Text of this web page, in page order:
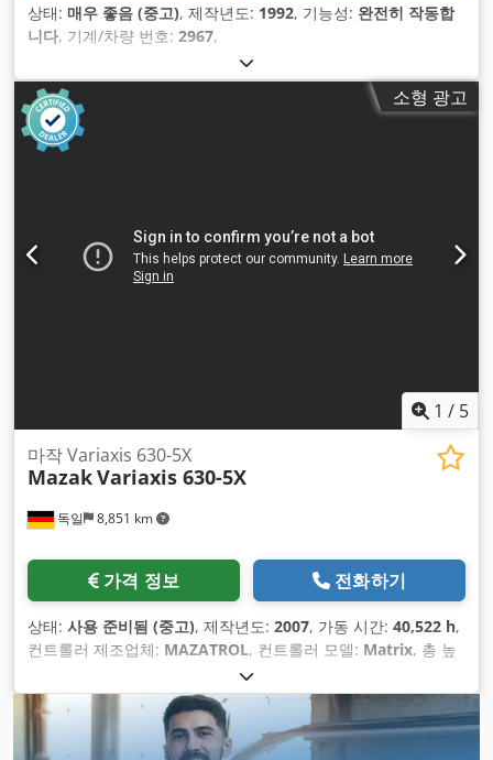
상태: 매우 좋음 (중고), 제작년도: 1992, 기능성: 완전히 작동합
니다, 기계/차량 번호: 2967,
소형 광고
1 / 5
독일 8,851 km
마작 Variaxis 630-5X
MazakVariaxis 630-5X
가격 정보 전화하기
상태: 사용 준비됨 (중고), 제작년도: 2007, 가동 시간: 40,522 h,
컨트롤러 제조업체: MAZATROL, 컨트롤러 모델: Matrix, 총 높
17,000 kg